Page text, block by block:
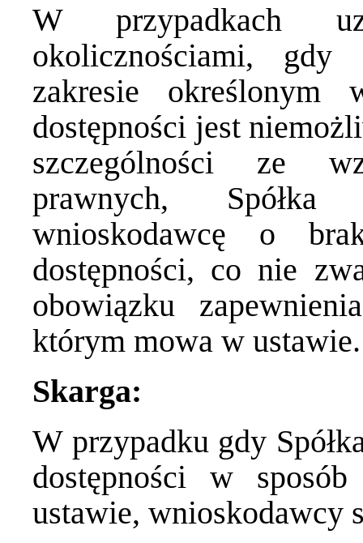
W przypadkach
okolicznościami, gdy
zakresie określonym
dostępności jest
szczególności ze
prawnych, Spółka
wnioskodawcę o
dostępności, co nie
obowiązku
którym mowa w ustawie.
Skarga:
W przypadku gdy
dostępności w
ustawie, wnioskodawcy